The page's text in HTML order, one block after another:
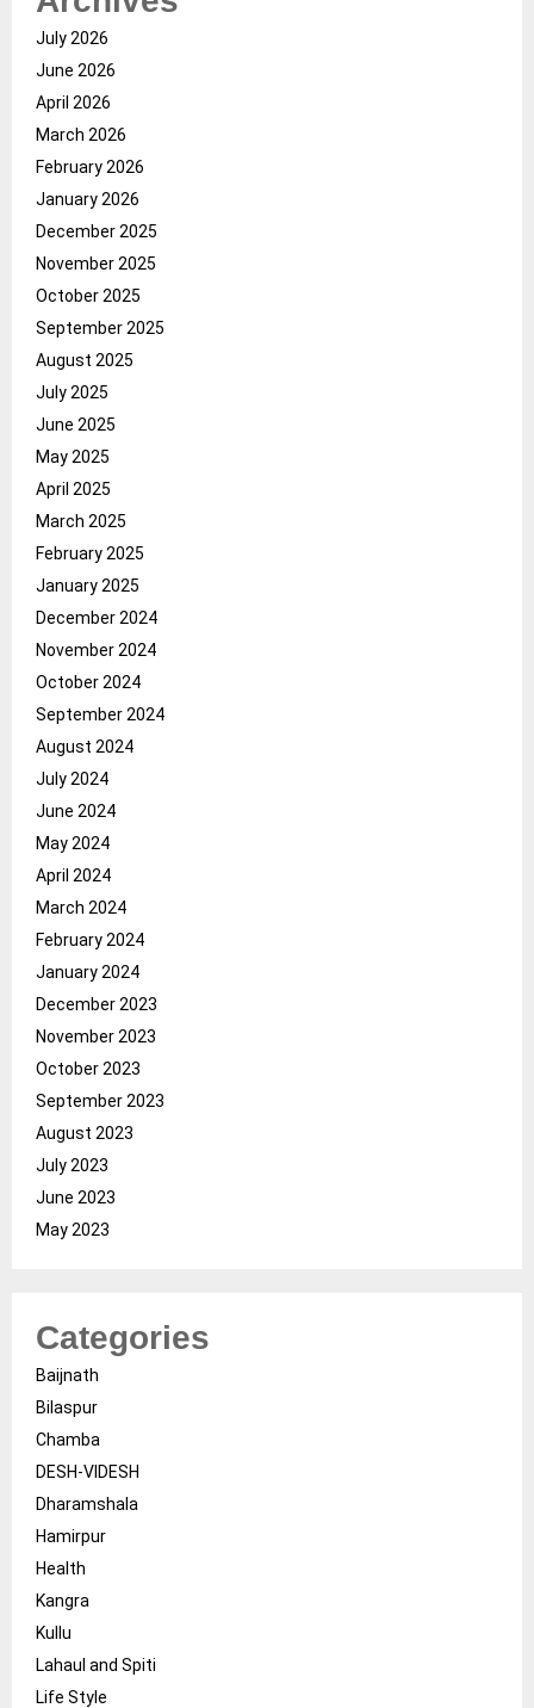
July 2026
June 2026
April 2026
March 2026
February 2026
January 2026
December 2025
November 2025
October 2025
September 2025
August 2025
July 2025
June 2025
May 2025
April 2025
March 2025
February 2025
January 2025
December 2024
November 2024
October 2024
September 2024
August 2024
July 2024
June 2024
May 2024
April 2024
March 2024
February 2024
January 2024
December 2023
November 2023
October 2023
September 2023
August 2023
July 2023
June 2023
May 2023
Categories
Baijnath
Bilaspur
Chamba
DESH-VIDESH
Dharamshala
Hamirpur
Health
Kangra
Kullu
Lahaul and Spiti
Life Style